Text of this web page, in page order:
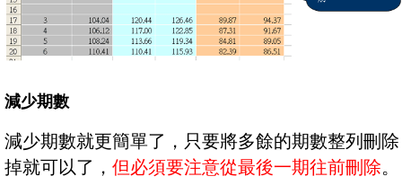
減少期數
減少期數就更簡單了，只要將多餘的期數整列刪除
掉就可以了， 但必須要注意從最後一期往前刪除。